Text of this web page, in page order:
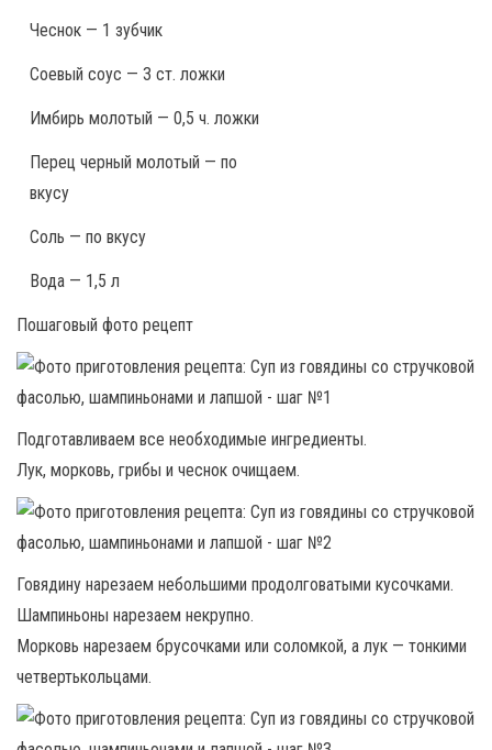
Чеснок — 1 зубчик
Соевый соус — 3 ст. ложки
Имбирь молотый — 0,5 ч. ложки
Перец черный молотый — по
вкусу
Соль — по вкусу
Вода — 1,5 л
Пошаговый фото рецепт
Подготавливаем все необходимые ингредиенты.
Лук, морковь, грибы и чеснок очищаем.
Говядину нарезаем небольшими продолговатыми кусочками.
Шампиньоны нарезаем некрупно.
Морковь нарезаем брусочками или соломкой, а лук — тонкими
четвертькольцами.